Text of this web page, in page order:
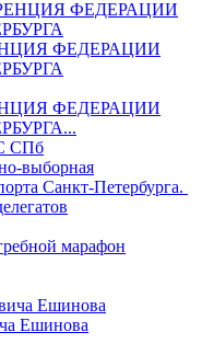
ФЕДЕРАЦИИ
ФЕДЕРАЦИИ
СПб
выборная
Санкт-Петербурга.
марафон
Ешинова